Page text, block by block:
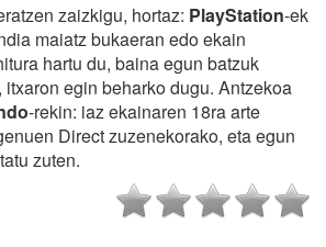
zaizkigu, hortaz: PlayStation-ek
maiatz bukaeran edo ekain
hartu du, baina egun batzuk
egin beharko dugu. Antzekoa
-rekin: iaz ekainaren 18ra arte
Direct zuzenekorako, eta egun
zuten.